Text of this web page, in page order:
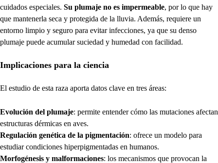
cuidados especiales. Su plumaje no es impermeable, por lo que hay
que mantenerla seca y protegida de la lluvia. Además, requiere un
entorno limpio y seguro para evitar infecciones, ya que su denso
plumaje puede acumular suciedad y humedad con facilidad.
Implicaciones para la ciencia
El estudio de esta raza aporta datos clave en tres áreas:
Evolución del plumaje: permite entender cómo las mutaciones afectan
estructuras dérmicas en aves.
Regulación genética de la pigmentación: ofrece un modelo para
estudiar condiciones hiperpigmentadas en humanos.
Morfogénesis y malformaciones: los mecanismos que provocan la